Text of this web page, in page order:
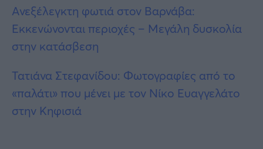
Ανεξέλεγκτη φωτιά στον Βαρνάβα:
Εκκενώνονται περιοχές – Μεγάλη δυσκολία
στην κατάσβεση
Τατιάνα Στεφανίδου: Φωτογραφίες από το
«παλάτι» που μένει με τον Νίκο Ευαγγελάτο
στην Κηφισιά